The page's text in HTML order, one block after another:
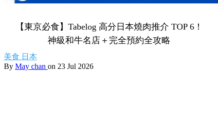
【東京必食】Tabelog 高分日本燒肉推介 TOP 6！
神級和牛名店＋完全預約全攻略
美食 日本
By May chan on 23 Jul 2026